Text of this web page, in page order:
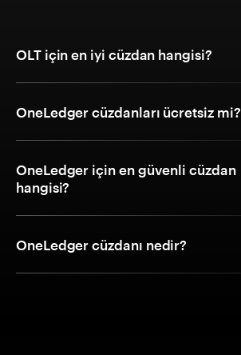
OLT için en iyi cüzdan hangisi?
OneLedger cüzdanları ücretsiz mi?
OneLedger için en güvenli cüzdan
hangisi?
OneLedger cüzdanı nedir?